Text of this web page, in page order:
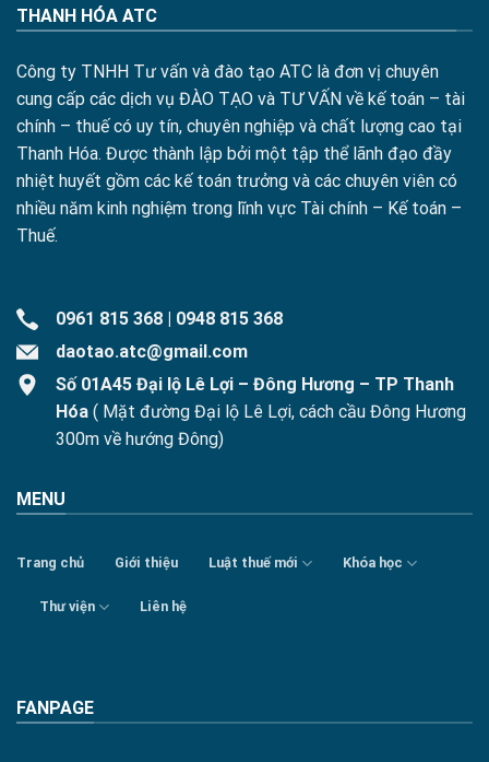
THANH HÓA ATC
Công ty TNHH Tư vấn và đào tạo ATC là đơn vị chuyên
cung cấp các dịch vụ ĐÀO TẠO và TƯ VẤN về kế toán – tài
chính – thuế có uy tín, chuyên nghiệp và chất lượng cao tại
Thanh Hóa. Được thành lập bởi một tập thể lãnh đạo đầy
nhiệt huyết gồm các kế toán trưởng và các chuyên viên có
nhiều năm kinh nghiệm trong lĩnh vực Tài chính – Kế toán –
Thuế.
0961 815 368 | 0948 815 368
daotao.atc@gmail.com
Số 01A45 Đại lộ Lê Lợi – Đông Hương – TP Thanh
Hóa ( Mặt đường Đại lộ Lê Lợi, cách cầu Đông Hương
300m về hướng Đông)
MENU
Trang chủ Giới thiệu Luật thuế mới Khóa học
Thư viện Liên hệ
FANPAGE